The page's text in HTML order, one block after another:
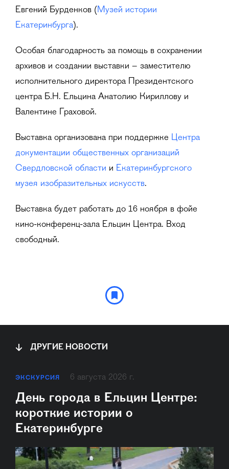
Евгений Бурденков ( Музей истории
Екатеринбурга).
Особая благодарность за помощь в сохранении
архивов и создании выставки – заместителю
исполнительного директора Президентского
центра Б.Н. Ельцина Анатолию Кириллову и
Валентине Граховой.
Выставка организована при поддержке Центра
документации общественных организаций
Свердловской области и Екатеринбургского
музея изобразительных искусств.
Выставка будет работать до 16 ноября в фойе
кино-конференц-зала Ельцин Центра. Вход
свободный.
ДРУГИЕ НОВОСТИ
ЭКСКУРСИЯ 6 августа 2026 г.
День города в Ельцин Центре:
короткие истории о
Екатеринбурге